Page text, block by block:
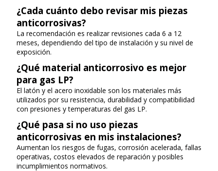
¿Cada cuánto debo revisar mis piezas
anticorrosivas?
La recomendación es realizar revisiones cada 6 a 12
meses, dependiendo del tipo de instalación y su nivel de
exposición.
¿Qué material anticorrosivo es mejor
para gas LP?
El latón y el acero inoxidable son los materiales más
utilizados por su resistencia, durabilidad y compatibilidad
con presiones y temperaturas del gas LP.
¿Qué pasa si no uso piezas
anticorrosivas en mis instalaciones?
Aumentan los riesgos de fugas, corrosión acelerada, fallas
operativas, costos elevados de reparación y posibles
incumplimientos normativos.